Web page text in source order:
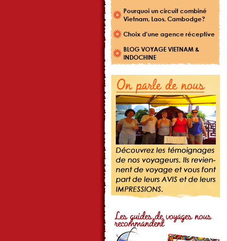
Pourquoi un circuit combiné
Vietnam, Laos, Cambodge?
Choix d'une agence réceptive
BLOG VOYAGE VIETNAM &
INDOCHINE